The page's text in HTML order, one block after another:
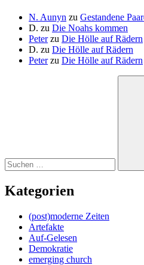
N. Aunyn zu Gestandene
D. zu Die Noahs kommen
Peterzu Die Hölle auf Rädern
D. zu Die Hölle auf Rädern
Peterzu Die Hölle auf Rädern
Kategorien
(post)moderne Zeiten
Artefakte
Auf-Gelesen
Demokratie
emerging church